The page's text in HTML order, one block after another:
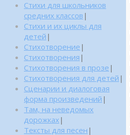
Стихи для школьников
средних классов |
Стихи и их циклы для
детей |
Стихотворение |
Стихотворения |
Стихотворения в прозе |
Стихотворения для детей |
Сценарии и диалоговая
форма произведений |
Там, на неведомых
дорожках |
Тексты для песен |